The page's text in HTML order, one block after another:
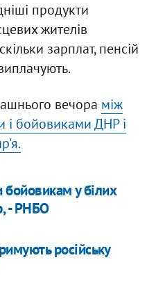
продукти
жителів
зарплат, пенсій
вечора між
і бойовиками ДНР і
бойовикам у білих
- РНБО
російську